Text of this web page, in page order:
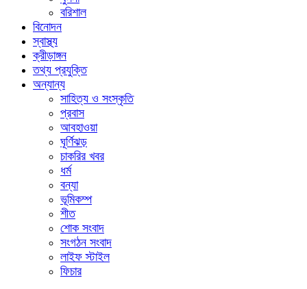
বরিশাল
বিনোদন
স্বাস্থ্য
ক্রীড়াঙ্গন
তথ্য প্রযুক্তি
অন্যান্য
সাহিত্য ও সংস্কৃতি
প্রবাস
আবহাওয়া
ঘূর্ণিঝড়
চাকরির খবর
ধর্ম
বন্যা
ভূমিকম্প
শীত
শোক সংবাদ
সংগঠন সংবাদ
লাইফ স্টাইল
ফিচার